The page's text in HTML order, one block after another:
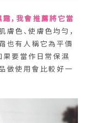
，我會推薦將它當
膚色、使膚色均勻，
也有人稱它為平價
果要當作日常保濕
做使用會比較好一